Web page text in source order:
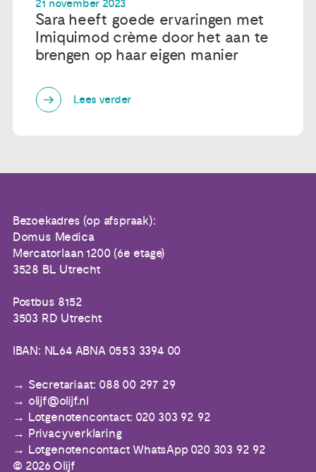
21 november 2023
Sara heeft goede ervaringen met
Imiquimod crème door het aan te
brengen op haar eigen manier
Lees verder
Bezoekadres (op afspraak):
Domus Medica
Mercatorlaan 1200 (6e etage)
3528 BL Utrecht
Postbus 8152
3503 RD Utrecht
IBAN: NL64 ABNA 0553 3394 00
Secretariaat: 088 00 297 29
olijf@olijf.nl
Lotgenotencontact: 020 303 92 92
Privacyverklaring
Lotgenotencontact WhatsApp 020 303 92 92
© 2026 Olijf